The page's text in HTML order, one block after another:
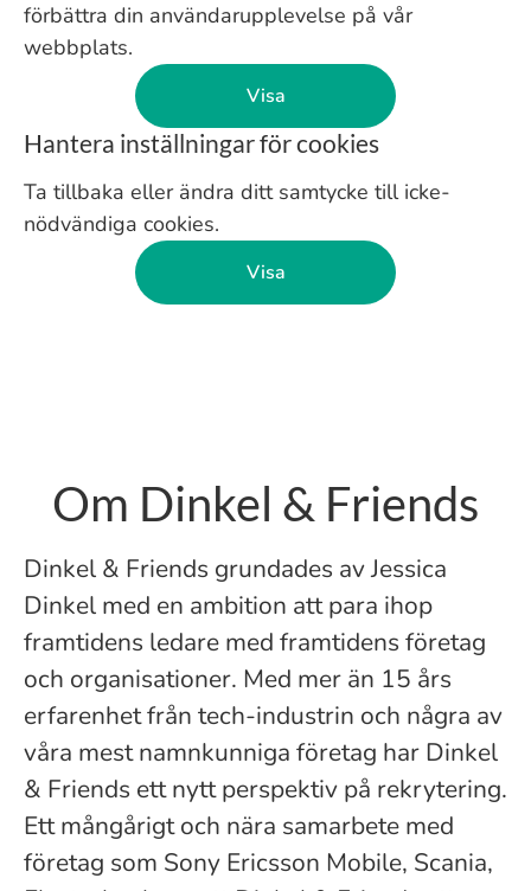
förbättra din användarupplevelse på vår
webbplats.
Visa
Hantera inställningar för cookies
Ta tillbaka eller ändra ditt samtycke till icke-
nödvändiga cookies.
Visa
Om Dinkel & Friends
Dinkel & Friends grundades av Jessica
Dinkel med en ambition att para ihop
framtidens ledare med framtidens företag
och organisationer. Med mer än 15 års
erfarenhet från tech-industrin och några av
våra mest namnkunniga företag har Dinkel
& Friends ett nytt perspektiv på rekrytering.
Ett mångårigt och nära samarbete med
företag som Sony Ericsson Mobile, Scania,